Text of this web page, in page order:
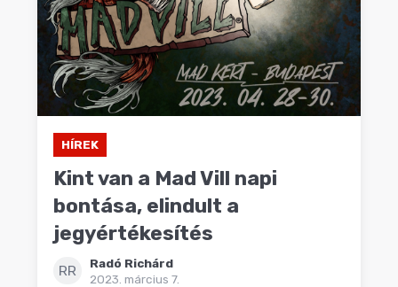
HÍREK
Kint van a Mad Vill napi
bontása, elindult a
jegyértékesítés
RR
Radó Richárd
2023. március 7.